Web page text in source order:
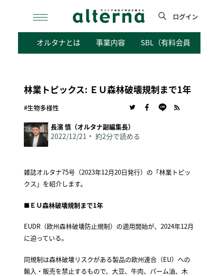
検
ログイン
オルタナとは 事業内容 SBL（有料会員向けサ
林業トピックス: ＥＵ森林破壊規制まで1年
#生物多様性
長濱 慎（オルタナ副編集長）
2022/12/21 約2分で読める
雑誌オルタナ75号（2023年12月20日発行）の「林業トピッ
クス」を紹介します。
■ ＥＵ森林破壊規制まで1年
EUDR（欧州森林破壊防止規制）の適用開始が、2024年12月
に迫っている。
同規制は森林破壊リスクがある製品の欧州連合（EU）への
輸入・販売を禁止するもので、大豆、牛肉、パーム油、木